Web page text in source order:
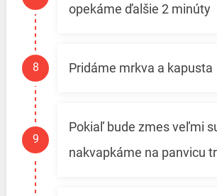
opekáme ďalšie 2 minúty
Pridáme mrkva a kapusta
Pokiaľ bude zmes veľmi
nakvapkáme na panvicu